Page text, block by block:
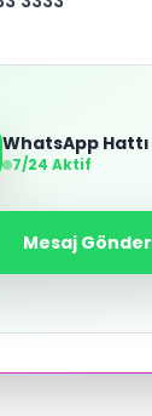
WhatsApp Hattı
7/24 Aktif
Mesaj Gönder